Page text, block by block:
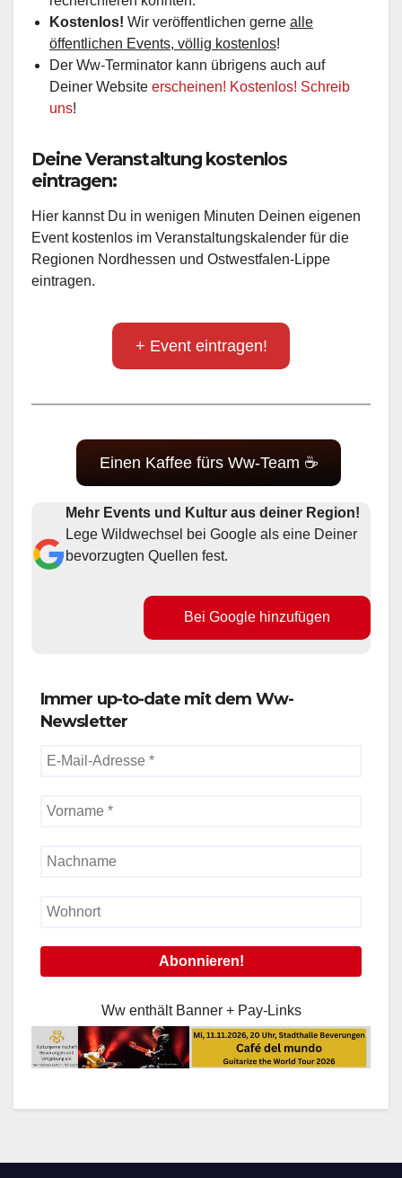
Kostenlos! Wir veröffentlichen gerne alle
öffentlichen Events, völlig kostenlos!
Der Ww-Terminator kann übrigens auch auf
Deiner Website erscheinen! Kostenlos! Schreib
uns!
Deine Veranstaltung kostenlos
eintragen:
Hier kannst Du in wenigen Minuten Deinen eigenen
Event kostenlos im Veranstaltungskalender für die
Regionen Nordhessen und Ostwestfalen-Lippe
eintragen.
+ Event eintragen!
Einen Kaffee fürs Ww-Team ☕
Mehr Events und Kultur aus deiner Region!
Lege Wildwechsel bei Google als eine Deiner
bevorzugten Quellen fest.
Bei Google hinzufügen
Immer up-to-date mit dem Ww-
Newsletter
Ww enthält Banner + Pay-Links